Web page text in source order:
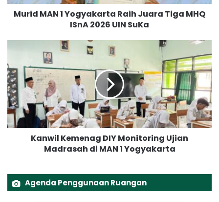
1
k
a
r
t
a
R
a
Murid MAN 1 Yogyakarta Raih Juara Tiga MHQ
ISnA 2026 UIN SuKa
n
w
i
l
K
e
m
Kanwil Kemenag DIY Monitoring Ujian
Madrasah di MAN 1 Yogyakarta
Agenda Penggunaan Ruangan